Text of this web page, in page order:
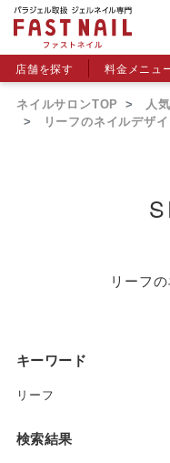
店舗を探す 料金メニュ
ネイルサロンTOP
人
リーフのネイルデザ
リーフ
キーワード
リーフ
検索結果